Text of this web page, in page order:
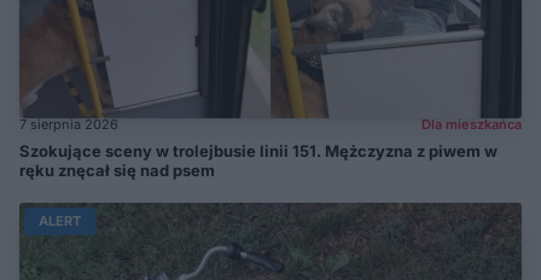
7 sierpnia 2026 Dla mieszkańca
Szokujące sceny w trolejbusie linii 151. Mężczyzna z piwem w
ręku znęcał się nad psem
ALERT